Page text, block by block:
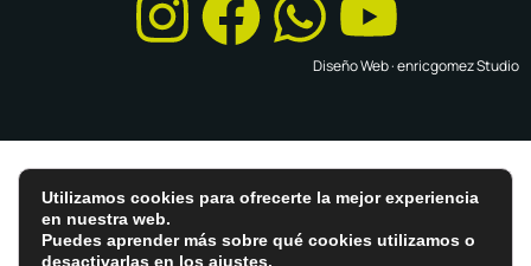
Diseño Web ·enricgomez Studio
Utilizamos cookies para ofrecerte la mejor experiencia
en nuestra web.
Puedes aprender más sobre qué cookies utilizamos o
desactivarlas en los ajustes.